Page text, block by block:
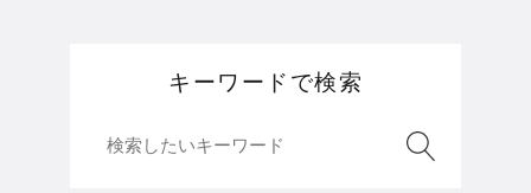
キーワードで検索